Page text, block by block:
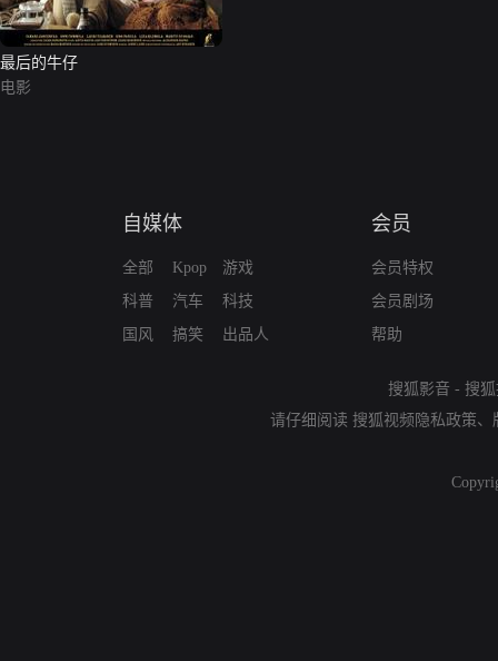
最后的牛仔
电影
自媒体
全部
科普
国风
Kpop
汽车
搞笑
游戏
科技
出品人
会员
会员特权
会员剧场
帮助
搜狐影音 - 搜
请仔细阅读 搜狐视频隐私政策、